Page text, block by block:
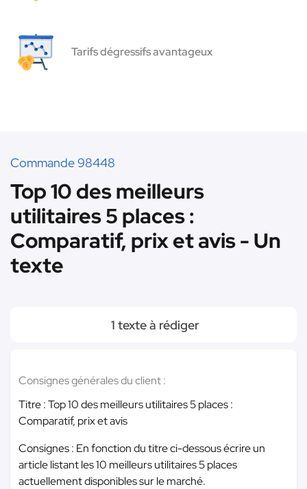
Tarifs dégressifs avantageux
Commande 98448
Top 10 des meilleurs
utilitaires 5 places :
Comparatif, prix et avis - Un
texte
1 texte à rédiger
Consignes générales du client :
Titre : Top 10 des meilleurs utilitaires 5 places :
Comparatif, prix et avis
Consignes : En fonction du titre ci-dessous écrire un
article listant les 10 meilleurs utilitaires 5 places
actuellement disponibles sur le marché.